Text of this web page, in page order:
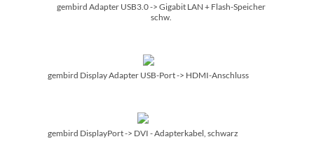
gembird Adapter USB3.0 -> Gigabit LAN + Flash-Speicher
schw.
gembird Display Adapter USB-Port -> HDMI-Anschluss
gembird DisplayPort -> DVI - Adapterkabel, schwarz